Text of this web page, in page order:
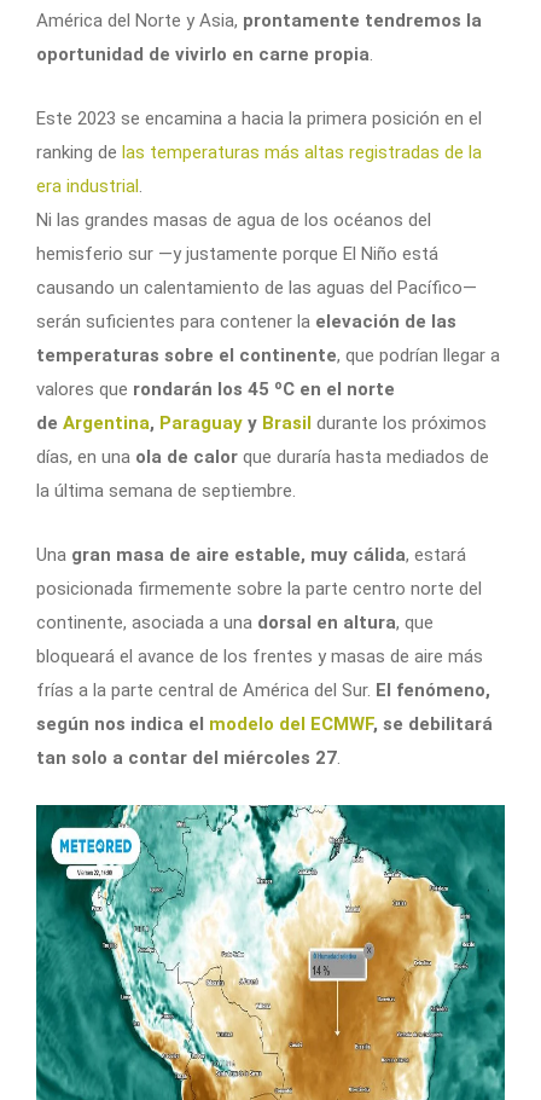
América del Norte y Asia, prontamente tendremos la
oportunidad de vivirlo en carne propia.
Este 2023 se encamina a hacia la primera posición en el
ranking de las temperaturas más altas registradas de la
era industrial.
Ni las grandes masas de agua de los océanos del
hemisferio sur —y justamente porque El Niño está
causando un calentamiento de las aguas del Pacífico—
serán suficientes para contener la elevación de las
temperaturas sobre el continente, que podrían llegar a
valores que rondarán los 45 ºC en el norte
de Argentina, Paraguay y Brasil durante los próximos
días, en una ola de calor que duraría hasta mediados de
la última semana de septiembre.
Una gran masa de aire estable, muy cálida, estará
posicionada firmemente sobre la parte centro norte del
continente, asociada a una dorsal en altura, que
bloqueará el avance de los frentes y masas de aire más
frías a la parte central de América del Sur. El fenómeno,
según nos indica el modelo del ECMWF, se debilitará
tan solo a contar del miércoles 27.